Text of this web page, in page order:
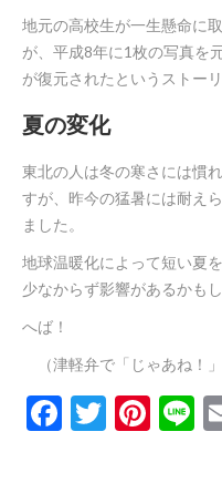
地元の高校生が一生懸命に
が、平成8年に1枚の写真を
が復元されたというストー
夏の変化
東北の人は冬の寒さには慣
すが、昨今の猛暑には耐え
ました。
地球温暖化によって短い夏
少なからず影響があるかもし
へば！
（津軽弁で「じゃあね！
Facebook
Twitter